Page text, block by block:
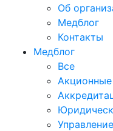
Об
Медблог
Контакты
Медблог
Все
Управление